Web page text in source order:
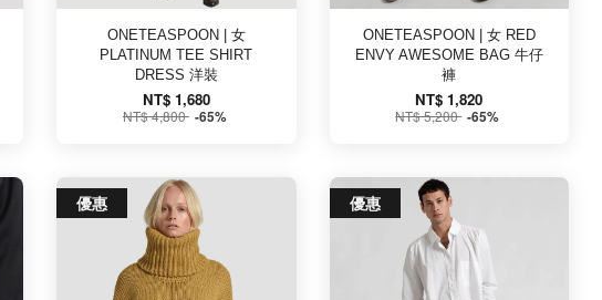
ONETEASPOON | 女
PLATINUM TEE SHIRT
DRESS 洋裝
NT$ 1,680
NT$ 4,800 -65%
ONETEASPOON | 女 RED
ENVY AWESOME BAG 牛仔
褲
NT$ 1,820
NT$ 5,200 -65%
優惠 優惠